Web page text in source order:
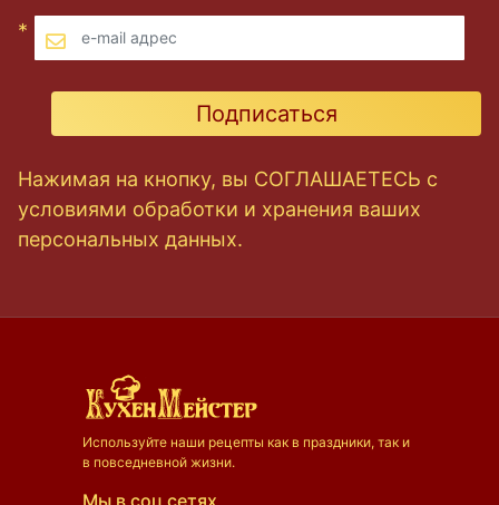
*
Подписаться
Нажимая на кнопку, вы СОГЛАШАЕТЕСЬ с
условиями обработки и хранения ваших
персональных данных.
Используйте наши рецепты как в праздники, так и
в повседневной жизни.
Мы в соц сетях